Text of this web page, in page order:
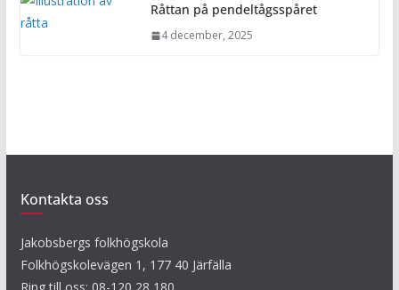
Råttan på pendeltågsspåret
4 december, 2025
Kontakta oss
Jakobsbergs folkhögskola
Folkhögskolevägen 1, 177 40 Järfälla